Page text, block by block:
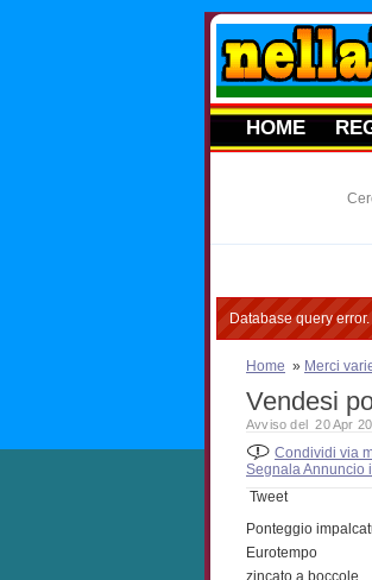
HOME
Database query error.
Home » Merci
Vendesi
Avviso del 20 Apr
Condividi via
Segnala Annuncio
Tweet
Ponteggio
Eurotempo
zincato a boccole